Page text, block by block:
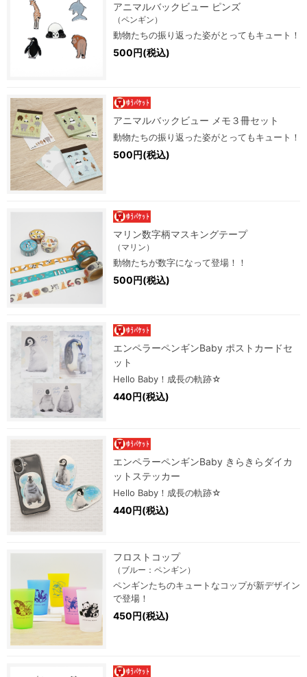
アニマルバックビュー ピンズ
（ペンギン）
動物たちの振り返った姿がとってもキュート！
500円(税込)
アニマルバックビュー メモ３冊セット
動物たちの振り返った姿がとってもキュート！
500円(税込)
マリン数字柄マスキングテープ
（マリン）
動物たちが数字になって登場！！
500円(税込)
エンペラーペンギンBaby ポストカードセ
ット
Hello Baby！成長の軌跡☆
440円(税込)
エンペラーペンギンBaby きらきらダイカ
ットステッカー
Hello Baby！成長の軌跡☆
440円(税込)
フロストコップ
（ブルー：ペンギン）
ペンギンたちのキュートなコップが新デザイン
で登場！
450円(税込)